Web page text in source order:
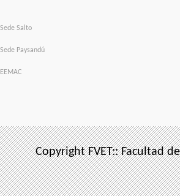
Sede Salto
Sede Paysandú
EEMAC
Copyright FVET:: Facultad